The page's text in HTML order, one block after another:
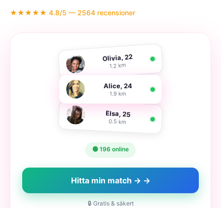
★★★★★ 4.8/5 — 2564 recensioner
Olivia, 22
1.2 km
Alice, 24
1.9 km
Elsa, 25
0.5 km
🟢 196 online
Hitta min match → →
🔒 Gratis & säkert